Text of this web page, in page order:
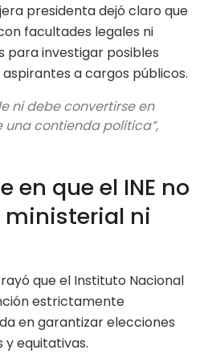
presidenta dejó claro que
facultades legales ni
investigar posibles
a cargos públicos.
ni debe convertirse en
una contienda política”,
en que el INE no
ni
que el Instituto Nacional
estrictamente
en garantizar elecciones
equitativas.